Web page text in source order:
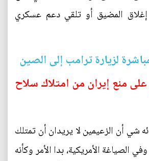
المضيق أو تلقي دعم عسكري
لزيارة ترامب إلى الصين
منع إيران من امتلاك سلاح
شي أن الزعيمين لا يريدان أن تمتلك
الصياغة الأمريكية، بدا الأمر وكأنه